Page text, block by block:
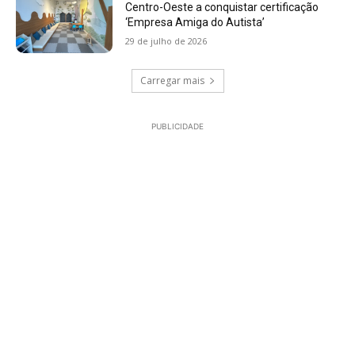
Centro-Oeste a conquistar certificação
‘Empresa Amiga do Autista’
29 de julho de 2026
Carregar mais
PUBLICIDADE